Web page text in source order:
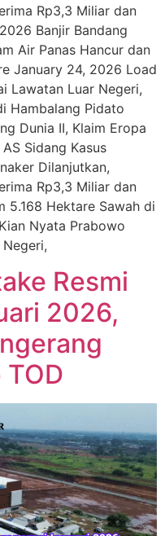
Rp3,3 Miliar dan
Banjir Bandang
Air Panas Hancur dan
January 24, 2026 Load
Lawatan Luar Negeri,
Hambalang Pidato
Dunia II, Klaim Eropa
Sidang Kasus
Dilanjutkan,
Rp3,3 Miliar dan
5.168 Hektare Sawah di
Nyata Prabowo
Resmi
2026,